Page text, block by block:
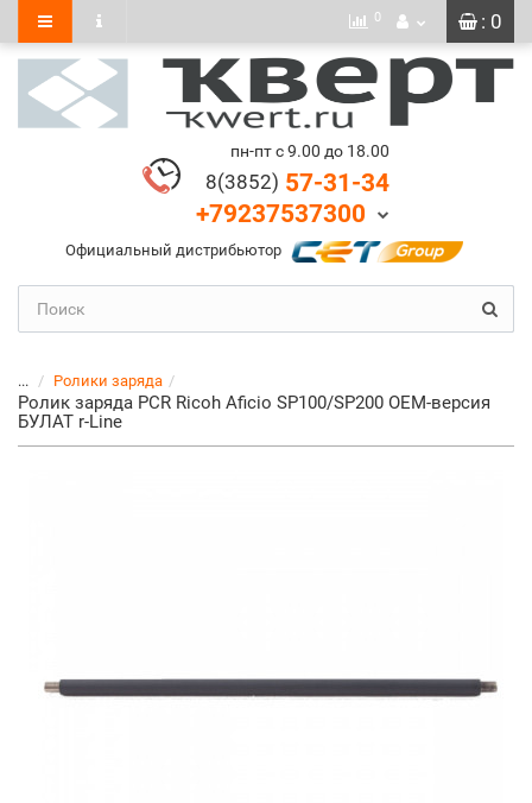
: 0
0
пн-пт с 9.00 до 18.00
8(3852) 57-31-34
+79237537300
Официальный дистрибьютор
... Ролики заряда
Ролик заряда PCR Ricoh Aficio SP100/SP200 OEM-версия
БУЛАТ r-Line